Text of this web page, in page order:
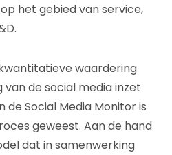
het gebied van service,
waardering
de social media inzet
de Social Media Monitor is
geweest. Aan de hand
dat in samenwerking